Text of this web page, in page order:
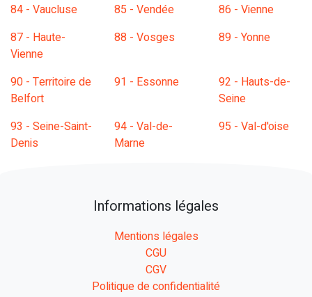
84 - Vaucluse 85 - Vendée
86 - Vienne
87 - Haute-
Vienne
88 - Vosges 89 - Yonne
90 - Territoire de
Belfort
91 - Essonne
92 - Hauts-de-
Seine
93 - Seine-Saint-
Denis
94 - Val-de-
Marne
95 - Val-d'oise
Informations légales
Mentions légales
CGU
CGV
Politique de confidentialité